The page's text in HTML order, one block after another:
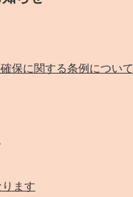
保に関する条例について
ます